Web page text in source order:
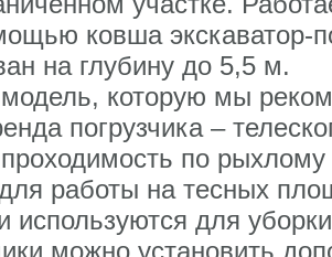
ковша экскаватор-
на глубину до 5,5 м.
которую мы
погрузчика –
по
работы на тесных
используются для